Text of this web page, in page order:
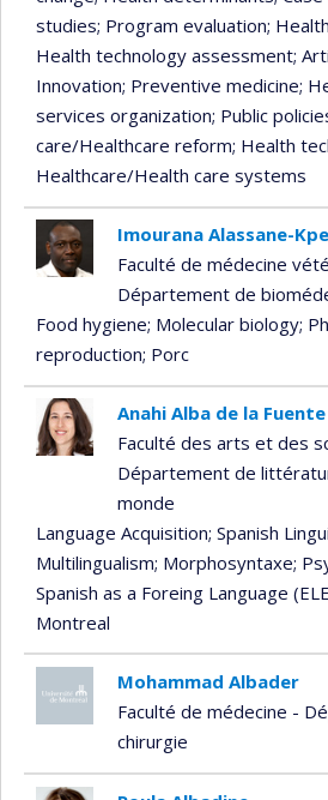
studies; Program evaluation;
Health technology assessment;
Innovation; Preventive medicine;
services organization; Public
care/Healthcare reform; Health
Healthcare/Health care systems
Imourana Alassane-
Faculté de médecine
Département de
Food hygiene; Molecular biology;
reproduction; Porc
Anahi Alba de la Fuente
Faculté des arts et des
Département de
monde
Language Acquisition; Spanish
Multilingualism; Morphosyntaxe;
Spanish as a Foreing Language
Montreal
Mohammad Albader
Faculté de médecine -
chirurgie